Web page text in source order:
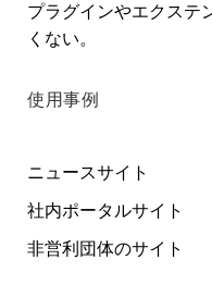
プラグインやエクステ
くない。
使用事例
ニュースサイト
社内ポータルサイト
非営利団体のサイト